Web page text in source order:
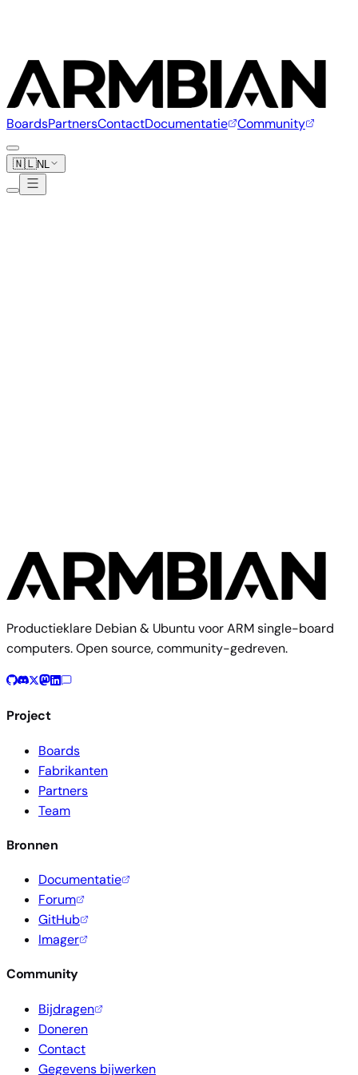
BoardsPartnersContactDocumentatie Community
🇳🇱NL
Productieklare Debian & Ubuntu voor ARM single-board
computers. Open source, community-gedreven.
Project
Boards
Fabrikanten
Partners
Team
Bronnen
Documentatie
Forum
GitHub
Imager
Community
Bijdragen
Doneren
Contact
Gegevens bijwerken